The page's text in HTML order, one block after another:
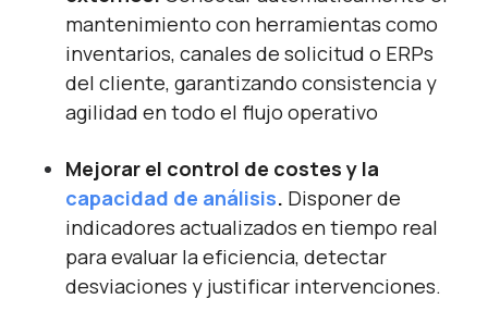
mantenimiento con herramientas como
inventarios, canales de solicitud o ERPs
del cliente, garantizando consistencia y
agilidad en todo el flujo operativo
Mejorar el control de costes y la
capacidad de análisis. Disponer de
indicadores actualizados en tiempo real
para evaluar la eficiencia, detectar
desviaciones y justificar intervenciones.